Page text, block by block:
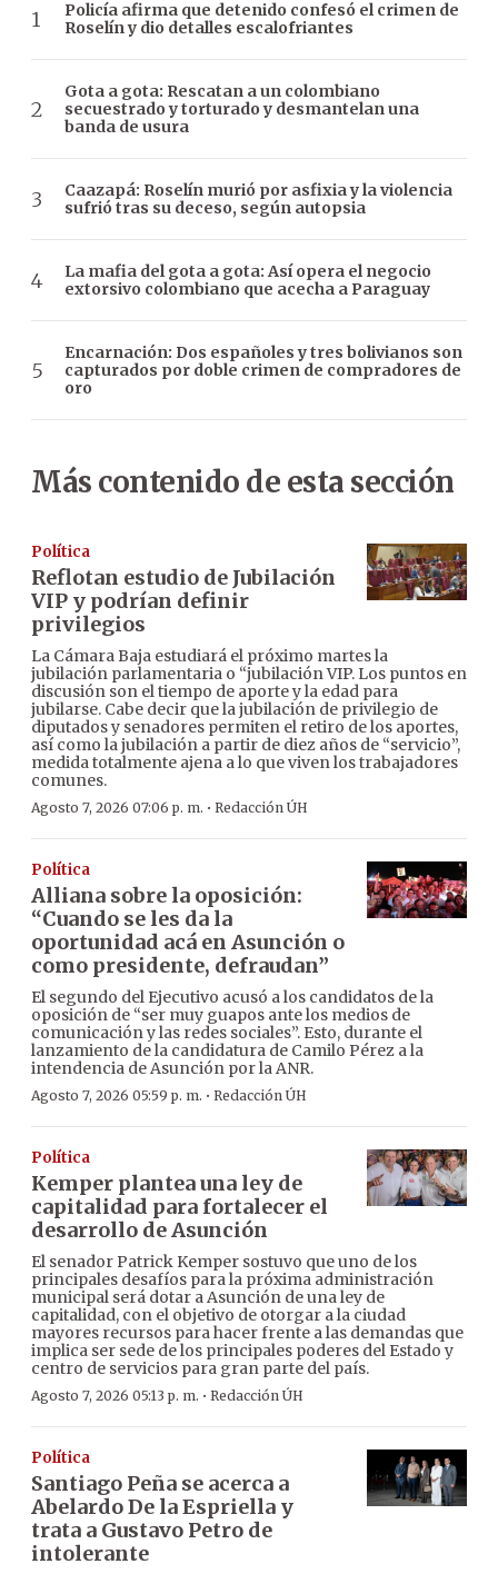
Policía afirma que detenido confesó el crimen de
Roselín y dio detalles escalofriantes
Gota a gota: Rescatan a un colombiano
secuestrado y torturado y desmantelan una
banda de usura
Caazapá: Roselín murió por asfixia y la violencia
sufrió tras su deceso, según autopsia
La mafia del gota a gota: Así opera el negocio
extorsivo colombiano que acecha a Paraguay
Encarnación: Dos españoles y tres bolivianos son
capturados por doble crimen de compradores de
oro
Más contenido de esta sección
Política
Reflotan estudio de Jubilación
VIP y podrían definir
privilegios
La Cámara Baja estudiará el próximo martes la
jubilación parlamentaria o “jubilación VIP. Los puntos en
discusión son el tiempo de aporte y la edad para
jubilarse. Cabe decir que la jubilación de privilegio de
diputados y senadores permiten el retiro de los aportes,
así como la jubilación a partir de diez años de “servicio”,
medida totalmente ajena a lo que viven los trabajadores
comunes.
Agosto 7, 2026 07:06 p. m. · Redacción ÚH
Política
Alliana sobre la oposición:
“Cuando se les da la
oportunidad acá en Asunción o
como presidente, defraudan”
El segundo del Ejecutivo acusó a los candidatos de la
oposición de “ser muy guapos ante los medios de
comunicación y las redes sociales”. Esto, durante el
lanzamiento de la candidatura de Camilo Pérez a la
intendencia de Asunción por la ANR.
Agosto 7, 2026 05:59 p. m. · Redacción ÚH
Política
Kemper plantea una ley de
capitalidad para fortalecer el
desarrollo de Asunción
El senador Patrick Kemper sostuvo que uno de los
principales desafíos para la próxima administración
municipal será dotar a Asunción de una ley de
capitalidad, con el objetivo de otorgar a la ciudad
mayores recursos para hacer frente a las demandas que
implica ser sede de los principales poderes del Estado y
centro de servicios para gran parte del país.
Agosto 7, 2026 05:13 p. m. · Redacción ÚH
Política
Santiago Peña se acerca a
Abelardo De la Espriella y
trata a Gustavo Petro de
intolerante